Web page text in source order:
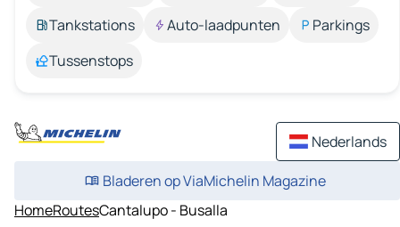
Tankstations
Auto-laadpunten
Parkings
Tussenstops
Nederlands
Bladeren op ViaMichelin Magazine
HomeRoutesCantalupo - Busalla